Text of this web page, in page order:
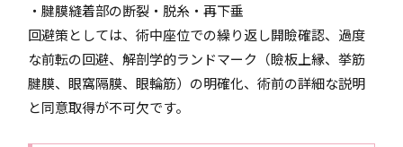
・腱膜縫着部の断裂・脱糸・再下垂
回避策としては、術中座位での繰り返し開瞼確認、過度
な前転の回避、解剖学的ランドマーク（瞼板上縁、挙筋
腱膜、眼窩隔膜、眼輪筋）の明確化、術前の詳細な説明
と同意取得が不可欠です。